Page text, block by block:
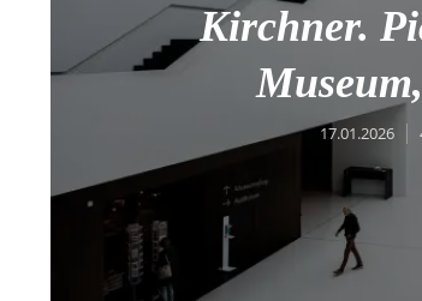
Kirchner.
17.01.2026